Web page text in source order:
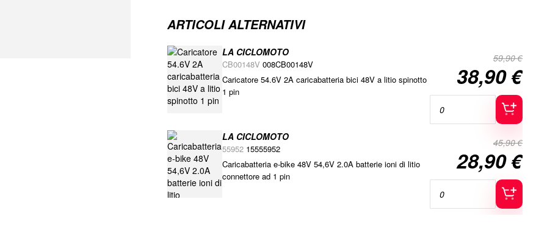
ARTICOLI ALTERNATIVI
LA CICLOMOTO
CB00148V 008CB00148V
Caricatore 54.6V 2A caricabatteria bici 48V a litio spinotto
1 pin
Special
Price
38,90 €
59,90 €
LA CICLOMOTO
55952 15555952
Caricabatteria e-bike 48V 54,6V 2.0A batterie ioni di litio
connettore ad 1 pin
Special
Price
28,90 €
45,90 €